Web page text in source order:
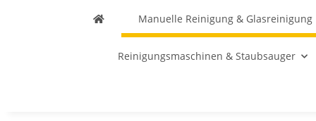
Manuelle Reinigung & Glasreinigung
Reinigungsmaschinen & Staubsauger